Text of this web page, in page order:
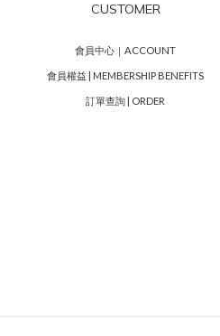
CUSTOMER
會員中心｜ACCOUNT
會員權益 | MEMBERSHIP BENEFITS
訂單查詢 | ORDER